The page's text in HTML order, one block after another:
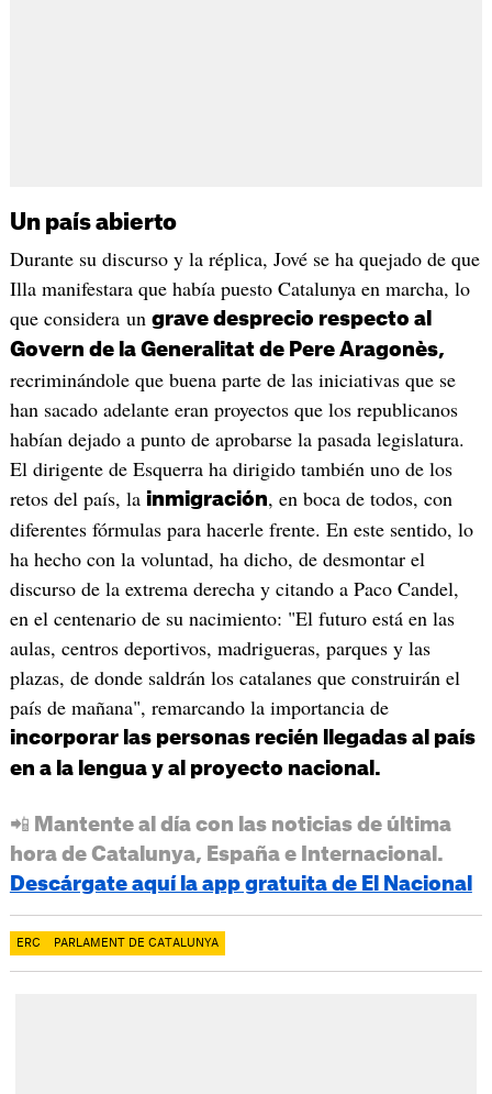
Un país abierto
Durante su discurso y la réplica, Jové se ha quejado de que
Illa manifestara que había puesto Catalunya en marcha, lo
que considera un grave desprecio respecto al
Govern de la Generalitat de Pere Aragonès,
recriminándole que buena parte de las iniciativas que se
han sacado adelante eran proyectos que los republicanos
habían dejado a punto de aprobarse la pasada legislatura.
El dirigente de Esquerra ha dirigido también uno de los
retos del país, la inmigración, en boca de todos, con
diferentes fórmulas para hacerle frente. En este sentido, lo
ha hecho con la voluntad, ha dicho, de desmontar el
discurso de la extrema derecha y citando a Paco Candel,
en el centenario de su nacimiento: "El futuro está en las
aulas, centros deportivos, madrigueras, parques y las
plazas, de donde saldrán los catalanes que construirán el
país de mañana", remarcando la importancia de
incorporar las personas recién llegadas al país
en a la lengua y al proyecto nacional.
📲 Mantente al día con las noticias de última
hora de Catalunya, España e Internacional.
Descárgate aquí la app gratuita de El Nacional
ERC PARLAMENT DE CATALUNYA